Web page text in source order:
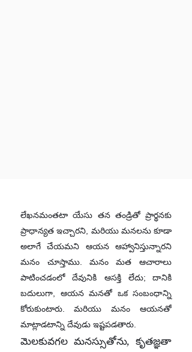
లేఖనమంతటా యేసు తన తండ్రితో ప్రార్థనకు
ప్రాధాన్యత ఇచ్చారని, మరియు మనలను కూడా
అలాగే చేయమని ఆయన ఆహ్వానిస్తున్నారని
మనం చూస్తాము. మనం మత ఆచారాలు
పాటించడంలో దేవునికి ఆసక్తి లేదు; దానికి
బదులుగా, ఆయన మనతో ఒక సంబంధాన్ని
కోరుకుంటారు. మరియు మనం ఆయనతో
మాట్లాడటాన్ని దేవుడు ఇష్టపడతారు.
మెలకువగల మనస్సుతోను, కృతజ్ఞతా